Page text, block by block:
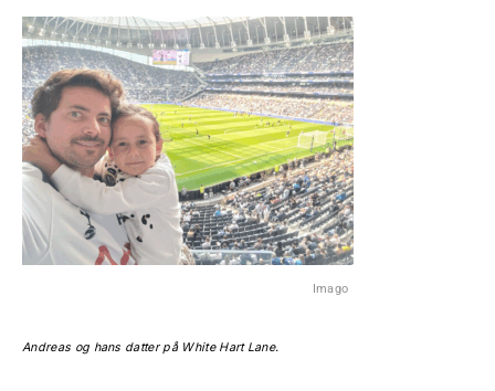
Imago
Andreas og hans datter på White Hart Lane.